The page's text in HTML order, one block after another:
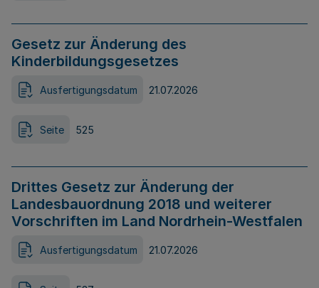
Gesetz zur Änderung des
Kinderbildungsgesetzes
Ausfertigungsdatum 21.07.2026
Seite 525
Drittes Gesetz zur Änderung der
Landesbauordnung 2018 und weiterer
Vorschriften im Land Nordrhein-Westfalen
Ausfertigungsdatum 21.07.2026